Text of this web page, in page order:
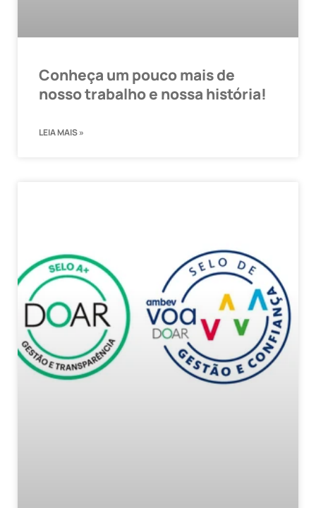
Conheça um pouco mais de
nosso trabalho e nossa história!
LEIA MAIS »